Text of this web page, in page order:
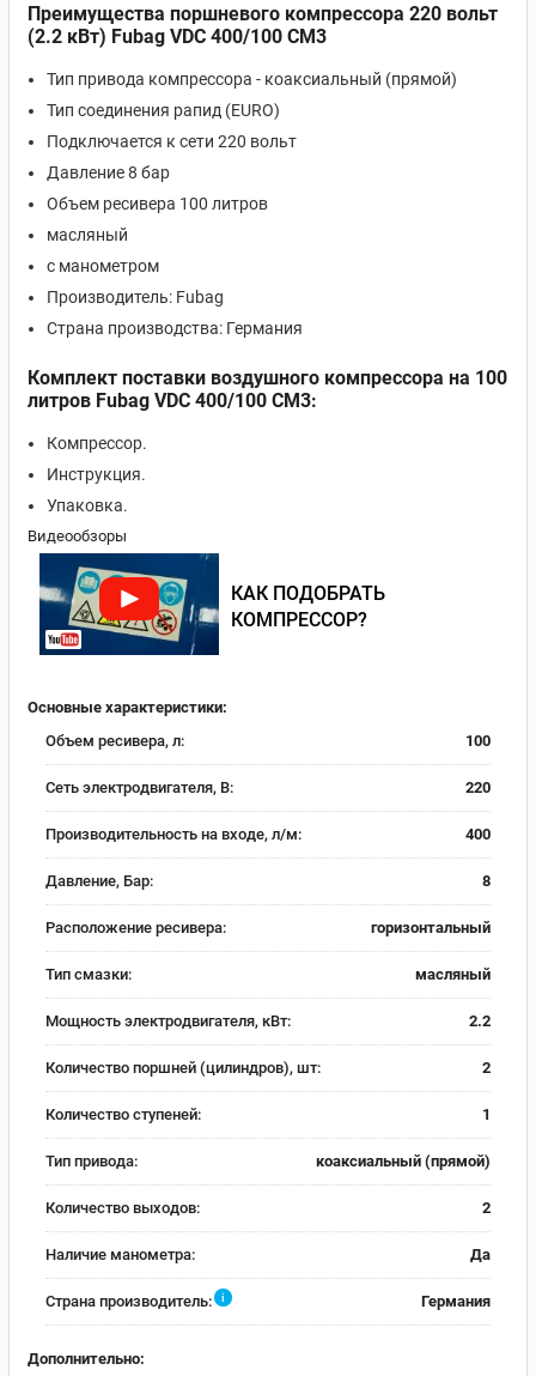
Преимущества поршневого компрессора 220 вольт
(2.2 кВт) Fubag VDC 400/100 CM3
Тип привода компрессора - коаксиальный (прямой)
Тип соединения рапид (EURO)
Подключается к сети 220 вольт
Давление 8 бар
Объем ресивера 100 литров
масляный
с манометром
Производитель: Fubag
Страна производства: Германия
Комплект поставки воздушного компрессора на 100
литров Fubag VDC 400/100 CM3:
Компрессор.
Инструкция.
Упаковка.
Видеообзоры
КАК ПОДОБРАТЬ
КОМПРЕССОР?
Основные характеристики:
Объем ресивера, л:
100
Сеть электродвигателя, В: 220
Производительность на входе, л/м: 400
Давление, Бар: 8
Расположение ресивера: горизонтальный
Тип смазки: масляный
Мощность электродвигателя, кВт: 2.2
Количество поршней (цилиндров), шт: 2
Количество ступеней: 1
Тип привода: коаксиальный (прямой)
Количество выходов: 2
Наличие манометра: Да
Страна производитель: i Германия
Дополнительно: